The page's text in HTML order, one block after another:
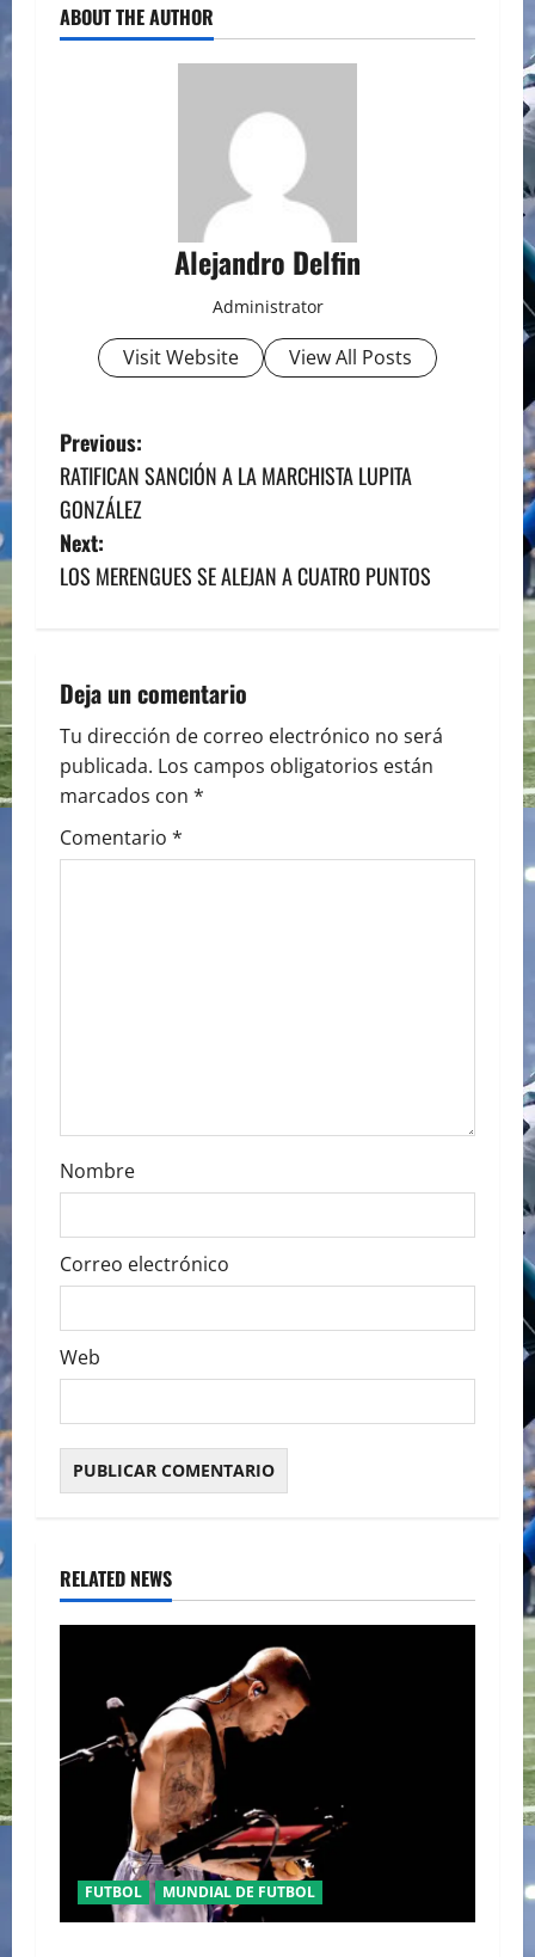
ABOUT THE AUTHOR
Alejandro Delfin
Administrator
Visit Website View All Posts
P
o
s
t
a
v
i
g
Previous:
RATIFICAN SANCIÓN A LA MARCHISTA LUPITA
GONZÁLEZ
Next:
LOS MERENGUES SE ALEJAN A CUATRO PUNTOS
Deja un comentario
Tu dirección de correo electrónico no será
publicada. Los campos obligatorios están
marcados con *
Comentario *
Nombre
Correo electrónico
Web
RELATED NEWS
FUTBOL MUNDIAL DE FUTBOL